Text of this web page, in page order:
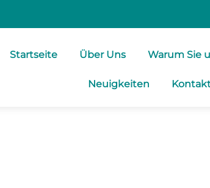
Startseite Über Uns Warum Sie
Neuigkeiten